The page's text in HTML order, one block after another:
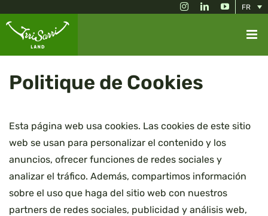
to
content
FR
InstagramLinkedInYouTube
Politique de Cookies
Esta página web usa cookies. Las cookies de este sitio
web se usan para personalizar el contenido y los
anuncios, ofrecer funciones de redes sociales y
analizar el tráfico. Además, compartimos información
sobre el uso que haga del sitio web con nuestros
partners de redes sociales, publicidad y análisis web,